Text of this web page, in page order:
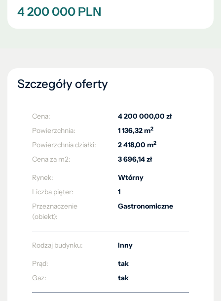
4 200 000 PLN
Szczegóły oferty
Cena:
4 200 000,00 zł
Powierzchnia:
1 136,32 m2
Powierzchnia działki: 2 418,00 m2
Cena za m2: 3 696,14 zł
Rynek:
Wtórny
Liczba pięter:
1
Przeznaczenie
(obiekt):
Gastronomiczne
Rodzaj budynku: Inny
Prąd:
tak
Gaz:
tak